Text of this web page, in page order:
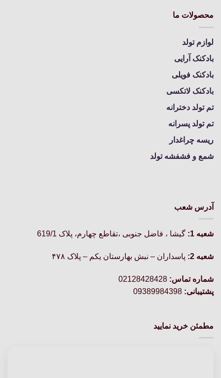
محصولات ما
لوازم تولد
بادکنک آرایی
بادکنک فویلی
بادکنک لاتکسی
تم تولد دخترانه
تم تولد پسرانه
ریسه چراغدار
شمع و فشفشه تولد
آدرس شعب
شعبه 1: گيشا ، فاضل جنوبی ،تقاطع چهارم، پلاک 619/1
شعبه 2: پاسداران – نبش بهارستان یکم – پلاک ۴۷۸
شماره تماس:
پشتیبانی:
مطمئن خرید نمایید